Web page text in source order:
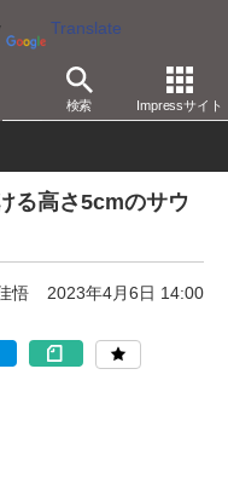
Translate
検索 Impressサイト
る高さ5cmのサウ
悟 2023年4月6日 14:00